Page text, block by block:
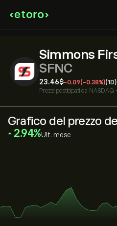
Simmons
SFNC
23.46‎$‎-0.09(-0.38%)(1D)
Prezzi posticipati da NASDAQ •
Grafico del prezzo
‎2.94‎ Ult. mese